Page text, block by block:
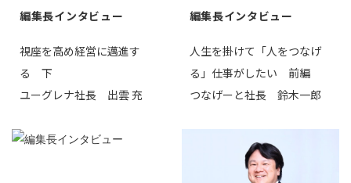
編集長インタビュー
視座を高め経営に邁進す
る 下
ユーグレナ社長 出雲 充
編集長インタビュー
人生を掛けて「人をつなげ
る」仕事がしたい 前編
つなげーと社長 鈴木一郎